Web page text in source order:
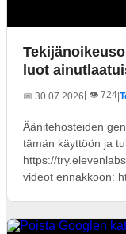
luot
📅 30.07.2026 | 👁️ 724|
Äänitehosteiden
tämän käyttöön ja
https://
videot ennakkoon: